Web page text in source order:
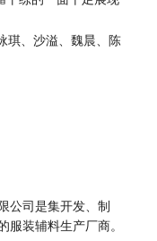
琪、沙溢、魏晨、陈
公司是集开发、制
服装辅料生产厂商。